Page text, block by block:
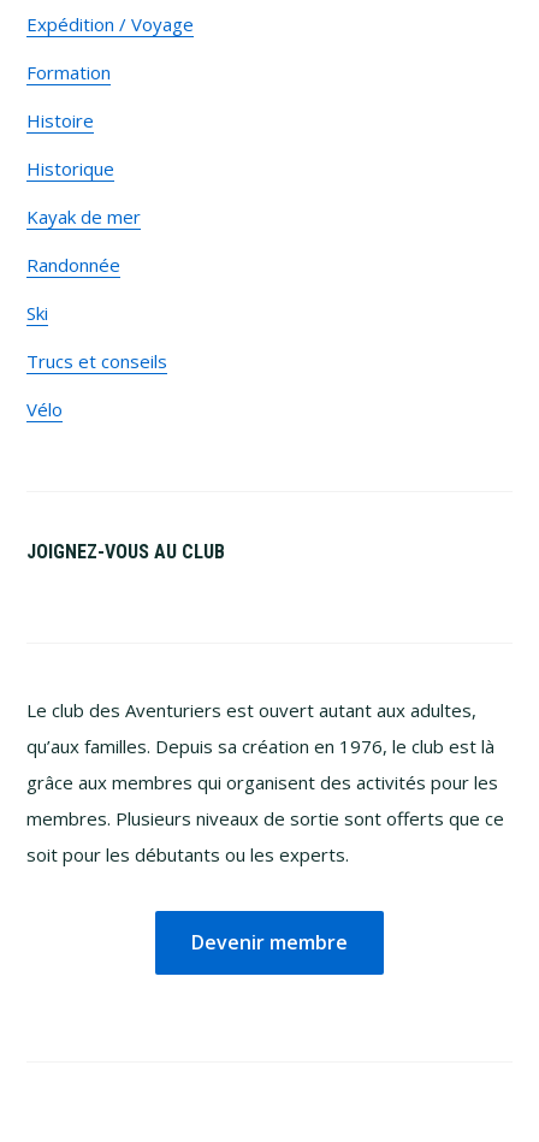
Expédition / Voyage
Formation
Histoire
Historique
Kayak de mer
Randonnée
Ski
Trucs et conseils
Vélo
JOIGNEZ-VOUS AU CLUB
Le club des Aventuriers est ouvert autant aux adultes,
qu’aux familles. Depuis sa création en 1976, le club est là
grâce aux membres qui organisent des activités pour les
membres. Plusieurs niveaux de sortie sont offerts que ce
soit pour les débutants ou les experts.
Devenir membre